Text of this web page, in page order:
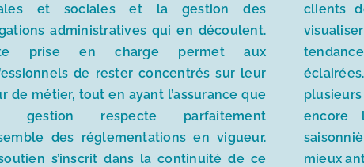
et sociales et la gestion des
administratives qui en découlent.
prise en charge permet aux
de rester concentrés sur leur
de métier, tout en ayant l’assurance que
gestion respecte parfaitement
des réglementations en vigueur.
s’inscrit dans la continuité de ce
clients
encore
mieux